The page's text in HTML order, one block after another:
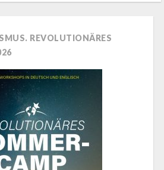
REVOLUTIONÄRES